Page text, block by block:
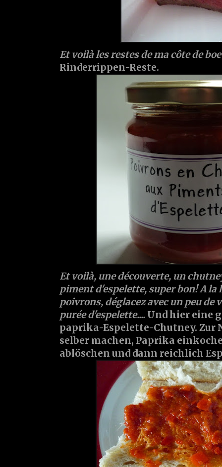
Et voilà les restes de ma côte de
Rinderrippen-Reste.
Et voilà, une découverte, un
piment d'espelette, super bon! A
poivrons, déglacez avec un peu de
purée d'espelette.... Und hier eine
paprika-Espelette-Chutney. Zur
selber machen, Paprika
ablöschen und dann reichlich